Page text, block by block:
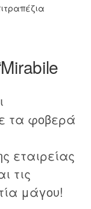
τα φοβερά
εταιρείας
τις
μάγου!